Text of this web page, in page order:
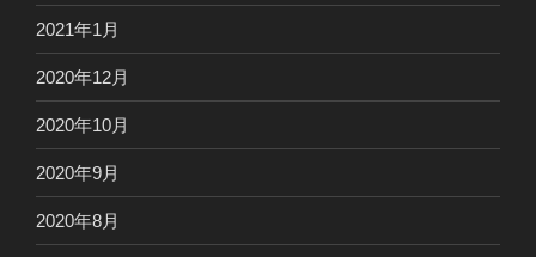
2021年1月
2020年12月
2020年10月
2020年9月
2020年8月